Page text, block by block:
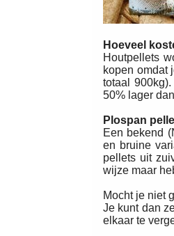
Hoeveel
Houtpellets
kopen omdat
totaal
50% lager
Plospan
Een bekend
en bruine
pellets uit
wijze maar
Mocht je niet
Je kunt dan
elkaar te